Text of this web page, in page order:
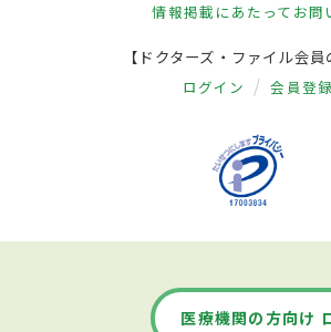
情報掲載にあたって お問
【ドクターズ・ファイル会員
ログイン 会員登録
医療機関の方向け